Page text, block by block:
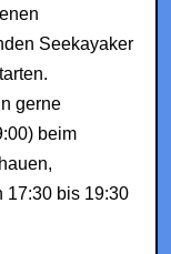
Seekayaker
gerne
beim
17:30 bis 19:30